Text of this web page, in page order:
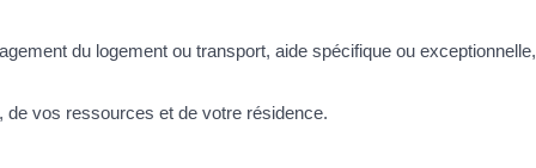
du logement ou transport, aide spécifique ou exceptionnelle,
de vos ressources et de votre résidence.